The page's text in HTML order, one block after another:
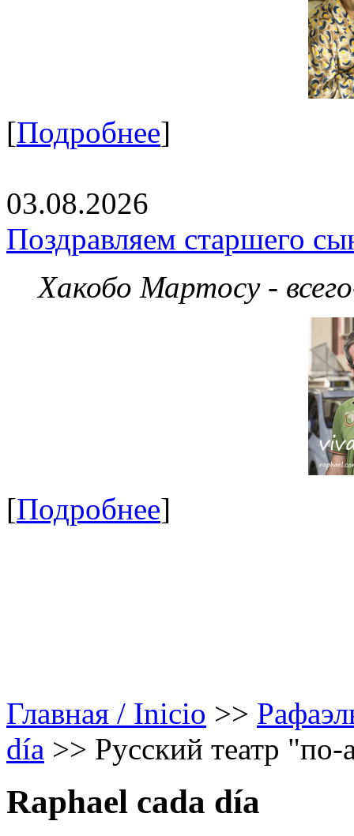
[Подробнее]
03.08.2026
Поздравляем старшего
Хакобо Мартосу -
[Подробнее]
Главная / Inicio >>
día >> Русский театр
Raphael cada día